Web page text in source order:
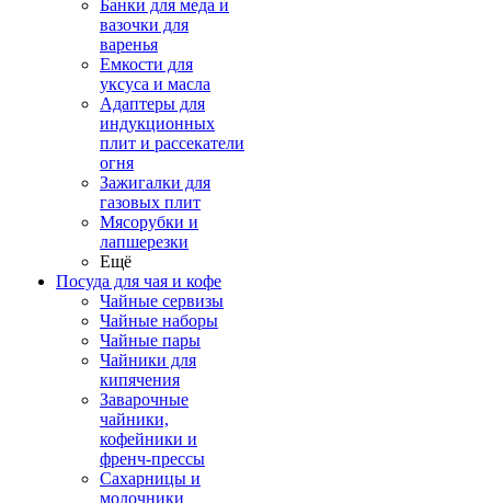
Банки для меда и
вазочки для
варенья
Емкости для
уксуса и масла
Адаптеры для
индукционных
плит и рассекатели
огня
Зажигалки для
газовых плит
Мясорубки и
лапшерезки
Ещё
Посуда для чая и кофе
Чайные сервизы
Чайные наборы
Чайные пары
Чайники для
кипячения
Заварочные
чайники,
кофейники и
френч-прессы
Сахарницы и
молочники